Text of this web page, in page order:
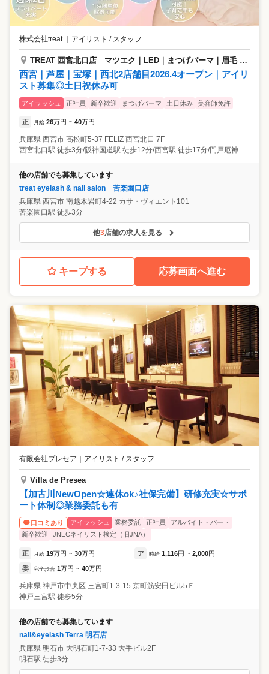
株式会社treat アイリスト / スタッフ
TREAT 西宮北口店 マツエク｜LED｜まつげパーマ｜眉毛 専門サロン
西宮｜芦屋｜宝塚｜西北2店舗目2026.4オープン｜アイリ
スト募集◎土日祝休み可
アイラッシュ 正社員 新卒歓迎 まつげパーマ 土日休み 美容師免許
正 月給 26万円 ~ 40万円
兵庫県 西宮市 高松町5-37 FELIZ ⻄宮北⼝ 7F
西宮北口駅 徒歩3分/阪神国道駅 徒歩12分/西宮駅 徒歩17分/門戸厄神駅 徒歩18分
他の店舗でも募集しています
treat eyelash & nail salon 苦楽園口店
兵庫県 西宮市 南越木岩町4-22 カサ・ヴィエント101
苦楽園口駅 徒歩3分
他3店舗の求人を見る
キープする 応募画面へ進む
有限会社プレセア ｜ アイリスト / スタッフ
Villa de Presea
【加古川NewOpen☆連休ok♪社保完備】研修充実☆サポ
ート体制◎業務委託も有
口コミあり アイラッシュ 業務委託 正社員
アルバイト・パート
新卒歓迎
JNECネイリスト検定（旧JNA）
正 月給 19万円 ~ 30万円 ア 時給 1,116円 ~ 2,000円
委 完全歩合 1万円 ~ 40万円
兵庫県 神戸市中央区 三宮町1-3-15 京町筋安田ビル5Ｆ
神戸三宮駅 徒歩5分
他の店舗でも募集しています
nail&eyelash Terra 明石店
兵庫県 明石市 大明石町1-7-33 大手ビル2F
明石駅 徒歩3分